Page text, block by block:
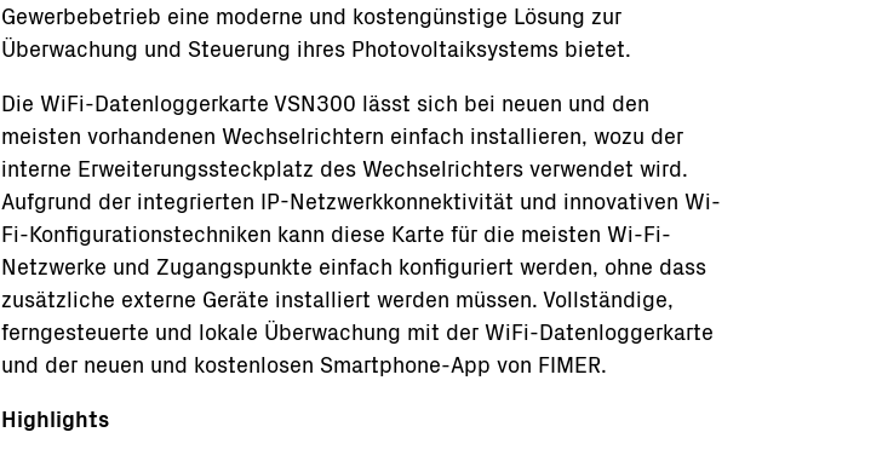
Gewerbebetrieb eine moderne und kostengünstige Lösung zur
Überwachung und Steuerung ihres Photovoltaiksystems bietet.
Die WiFi-Datenloggerkarte VSN300 lässt sich bei neuen und den
meisten vorhandenen Wechselrichtern einfach installieren, wozu der
interne Erweiterungssteckplatz des Wechselrichters verwendet wird.
Aufgrund der integrierten IP-Netzwerkkonnektivität und innovativen Wi-
Fi-Konfigurationstechniken kann diese Karte für die meisten Wi-Fi-
Netzwerke und Zugangspunkte einfach konfiguriert werden, ohne dass
zusätzliche externe Geräte installiert werden müssen. Vollständige,
ferngesteuerte und lokale Überwachung mit der WiFi-Datenloggerkarte
und der neuen und kostenlosen Smartphone-App von FIMER.
Highlights